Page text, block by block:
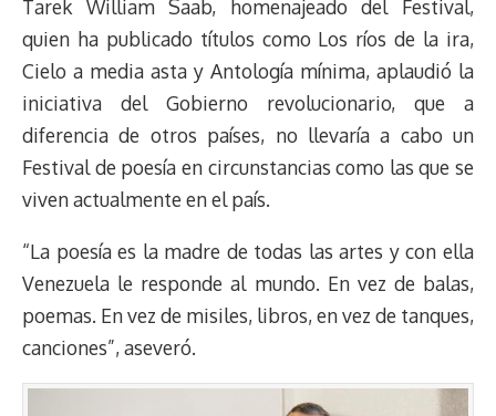
Tarek William Saab, homenajeado del Festival,
quien ha publicado títulos como Los ríos de la ira,
Cielo a media asta y Antología mínima, aplaudió la
iniciativa del Gobierno revolucionario, que a
diferencia de otros países, no llevaría a cabo un
Festival de poesía en circunstancias como las que se
viven actualmente en el país.
“La poesía es la madre de todas las artes y con ella
Venezuela le responde al mundo. En vez de balas,
poemas. En vez de misiles, libros, en vez de tanques,
canciones”, aseveró.